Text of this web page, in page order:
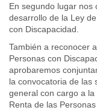
En segundo lugar nos
desarrollo de la Ley
con Discapacidad.
También a reconocer
Personas con
aprobaremos
la convocatoria de las
general con cargo a
Renta de las